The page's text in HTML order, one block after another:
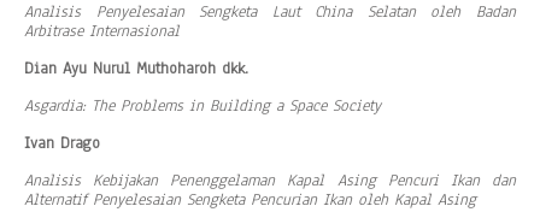
Analisis Penyelesaian Sengketa Laut China Selatan oleh Badan
Arbitrase Internasional
Dian Ayu Nurul Muthoharoh dkk.
Asgardia: The Problems in Building a Space Society
Ivan Drago
Analisis Kebijakan Penenggelaman Kapal Asing Pencuri Ikan dan
Alternatif Penyelesaian Sengketa Pencurian Ikan oleh Kapal Asing